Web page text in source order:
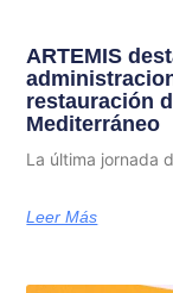
ARTEMIS
restauración
Mediterráneo
La última jornada
Leer Más